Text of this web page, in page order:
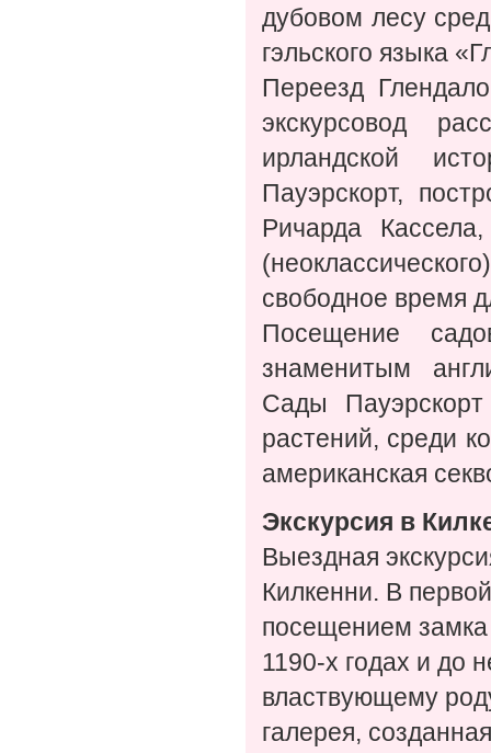
дубовом лесу
гэльского языка
Переезд
экскурсовод
ирландской
Пауэрскорт,
Ричарда Кассела,
свободное время
Посещение
знаменитым
Сады
растений, среди
американская
Экскурсия в
Выездная
Килкенни. В
посещением замка
1190-х годах и до
властвующему
галерея,